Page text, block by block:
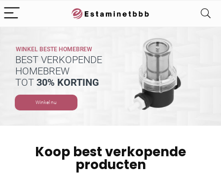
BEST VERKOPENDE
HOMEBREW
TOT 30% KORTING
WINKEL BESTE HOMEBREW
Winkel nu
Koop best verkopende
producten